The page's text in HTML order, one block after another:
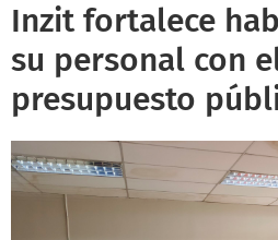
Inzit fortalece
su personal con
presupuesto